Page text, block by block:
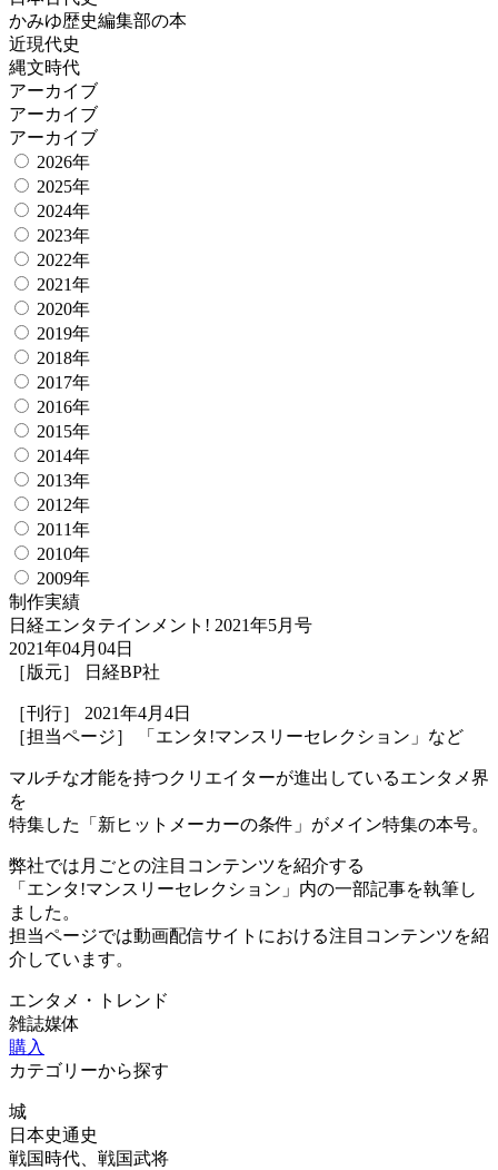
かみゆ歴史編集部の本
近現代史
縄文時代
アーカイブ
アーカイブ
アーカイブ
2026年
2025年
2024年
2023年
2022年
2021年
2020年
2019年
2018年
2017年
2016年
2015年
2014年
2013年
2012年
2011年
2010年
2009年
制作実績
日経エンタテインメント! 2021年5月号
2021年04月04日
［版元］ 日経BP社
［刊行］ 2021年4月4日
［担当ページ］ 「エンタ!マンスリーセレクション」など
マルチな才能を持つクリエイターが進出しているエンタメ界
を
特集した「新ヒットメーカーの条件」がメイン特集の本号。
弊社では月ごとの注目コンテンツを紹介する
「エンタ!マンスリーセレクション」内の一部記事を執筆し
ました。
担当ページでは動画配信サイトにおける注目コンテンツを紹
介しています。
エンタメ・トレンド
雑誌媒体
購入
カテゴリーから探す
城
日本史通史
戦国時代、戦国武将